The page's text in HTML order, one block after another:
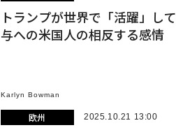
トランプが世界で「活躍」
与への米国人の相反する感情
Karlyn Bowman
欧州 2025.10.21 13:00